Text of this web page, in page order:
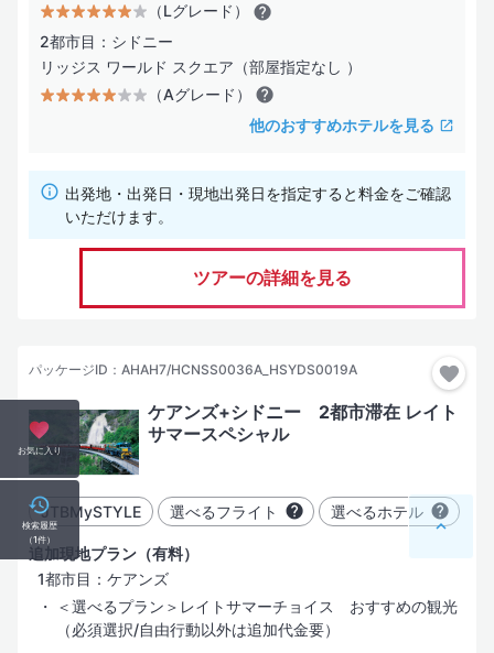
（Lグレード）
2都市目：シドニー
リッジス ワールド スクエア（部屋指定なし ）
（Aグレード）
他のおすすめホテルを見る
出発地・出発日・現地出発日を指定すると料金をご確認
いただけます。
ツアーの詳細を見る
パッケージID：AHAH7/HCNSS0036A_HSYDS0019A
ケアンズ+シドニー 2都市滞在 レイト
サマースペシャル
JTBMySTYLE 選べるフライト 選べるホテル
追加現地プラン（有料）
1都市目：ケアンズ
＜選べるプラン＞レイトサマーチョイス おすすめの観光
（必須選択/自由行動以外は追加代金要）
お気に入り
検索履歴
（1件）